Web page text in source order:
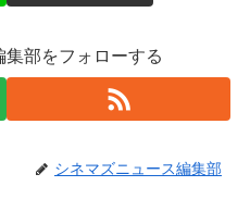
集部をフォローする
シネマズニュース編集部